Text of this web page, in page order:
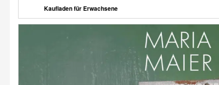
Kaufladen für Erwachsene